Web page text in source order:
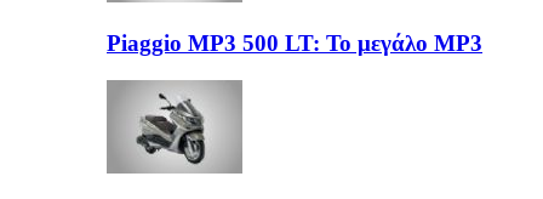
Piaggio MP3 500 LT: Το μεγάλο MP3